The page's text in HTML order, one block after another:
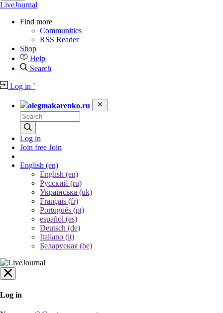
LiveJournal
Find more
Communities
RSS Reader
Shop
Help
Search
Log in `
olegmakarenko.ru
Log in
Join free Join
English (en)
English (en)
Русский (ru)
Українська (uk)
Français (fr)
Português (pt)
español (es)
Deutsch (de)
Italiano (it)
Беларуская (be)
Log in